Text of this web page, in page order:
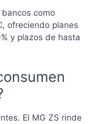
como
ofreciendo planes
y plazos de hasta
El MG ZS rinde